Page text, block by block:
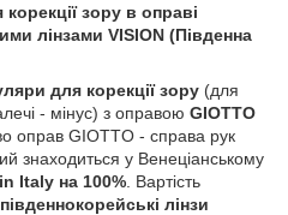
зору в оправі
лінзами VISION (Південна
для корекції зору (для
- мінус) з оправою GIOTTO
оправ GIOTTO - справа рук
знаходиться у Венеціанському
Italy на 100% . Вартість
південнокорейські лінзи